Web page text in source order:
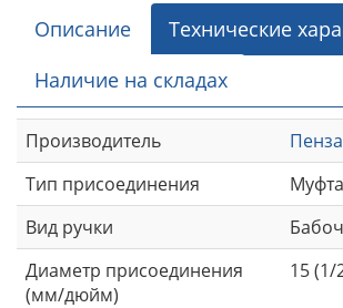
Описание
Технические
Наличие на складах
Производитель
Тип присоединения
Муфта
Вид ручки
Диаметр присоединения
(мм/дюйм)
15 (1/